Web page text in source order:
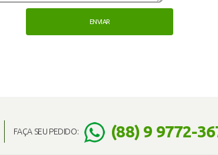
FAÇA SEU PEDIDO: (88) 9 9772-